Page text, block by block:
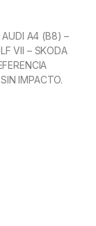
AUDI A4 (B8) –
VII – SKODA
IMPACTO.